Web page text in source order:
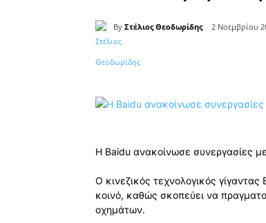
By Στέλιος Θεοδωρίδης 2 Νοεμβρίου
Κοινοποίηση
Η Baidu ανακοίνωσε συνεργασίες
Ο κινεζικός τεχνολογικός
κοινό, καθώς σκοπεύει να
οχημάτων.